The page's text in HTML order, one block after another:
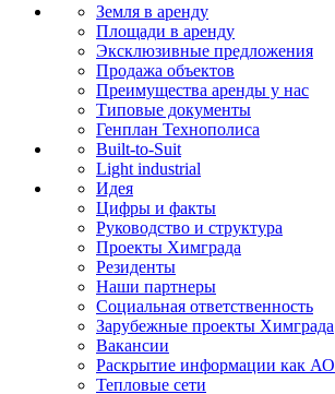
Земля в аренду
Площади в аренду
Эксклюзивные предложения
Продажа объектов
Преимущества аренды у нас
Типовые документы
Генплан Технополиса
Built-to-Suit
Light industrial
Идея
Цифры и факты
Руководство и структура
Проекты Химграда
Резиденты
Наши партнеры
Социальная ответственность
Зарубежные проекты Химграда
Вакансии
Раскрытие информации как АО
Тепловые сети